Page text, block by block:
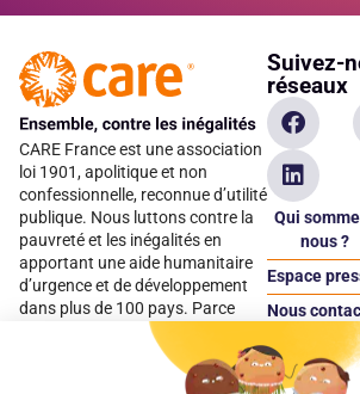
CARE France est une association
loi 1901, apolitique et non
confessionnelle, reconnue d’utilité
publique. Nous luttons contre la
pauvreté et les inégalités en
apportant une aide humanitaire
d’urgence et de développement
dans plus de 100 pays. Parce
qu’elles sont les premières
victimes des inégalités, CARE met
les femmes et les filles au cœur
Suivez-
réseaux
Qui
nous ?
Espace
Nous
Espace
donateur